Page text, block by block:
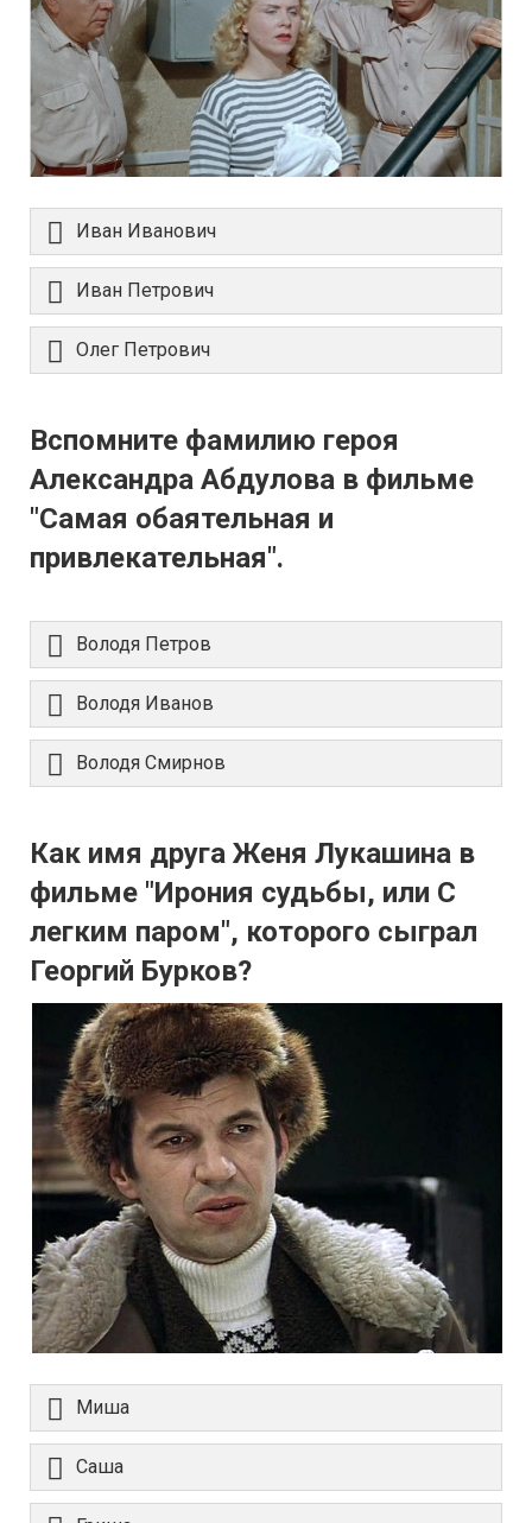
Иван Иванович
Иван Петрович
Олег Петрович
Вспомните фамилию героя
Александра Абдулова в фильме
"Самая обаятельная и
привлекательная".
Володя Петров
Володя Иванов
Володя Смирнов
Как имя друга Женя Лукашина в
фильме "Ирония судьбы, или С
легким паром", которого сыграл
Георгий Бурков?
Миша
Саша